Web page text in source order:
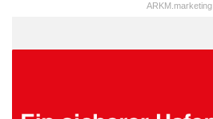
ARKM.marketing